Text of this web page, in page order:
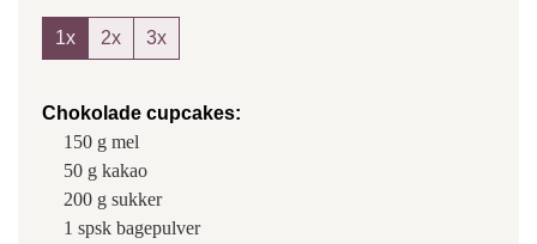
1x 2x 3x
Chokolade cupcakes:
150 g mel
50 g kakao
200 g sukker
1 spsk bagepulver